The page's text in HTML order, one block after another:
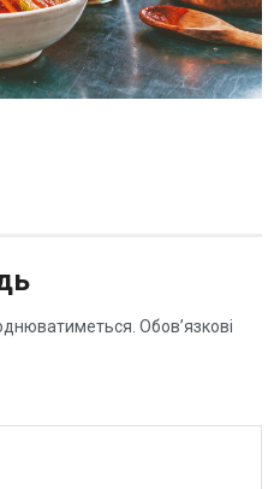
Обов’язкові